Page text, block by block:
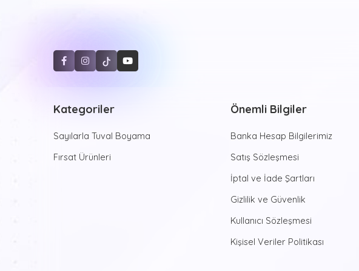
Kategoriler
Sayılarla Tuval Boyama
Fırsat Ürünleri
Önemli Bilgiler
Banka Hesap Bilgilerimiz
Satış Sözleşmesi
İptal ve İade Şartları
Gizlilik ve Güvenlik
Kullanıcı Sözleşmesi
Kişisel Veriler Politikası